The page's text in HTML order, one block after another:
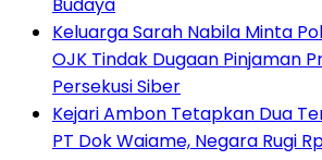
Keluarga Sarah Nabila Minta
OJK Tindak Dugaan Pinjaman
Persekusi Siber
Kejari Ambon Tetapkan Dua
PT Dok Waiame, Negara Rugi